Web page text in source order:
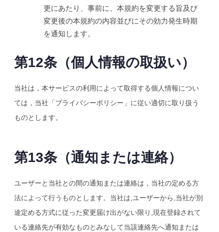
更にあたり、事前に、本規約を変更する旨及び
変更後の本規約の内容並びにその効力発生時期
を通知します。
第12条（個人情報の取扱い）
当社は，本サービスの利用によって取得する個人情報につい
ては，当社「プライバシーポリシー」に従い適切に取り扱う
ものとします。
第13条（通知または連絡）
ユーザーと当社との間の通知または連絡は，当社の定める方
法によって行うものとします。当社は,ユーザーから,当社が別
途定める方式に従った変更届け出がない限り,現在登録されて
いる連絡先が有効なものとみなして当該連絡先へ通知または